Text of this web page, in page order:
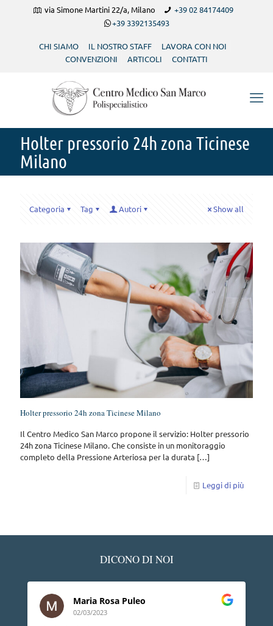
via Simone Martini 22/a, Milano
+39 02 84174409
+39 3392135493
CHI SIAMO IL NOSTRO STAFF
LAVORA CON NOI
CONVENZIONI
ARTICOLI CONTATTI
Holter pressorio 24h zona Ticinese
Milano
Categoria Tag Autori Show all
Holter pressorio 24h zona Ticinese Milano
Il Centro Medico San Marco propone il servizio: Holter pressorio
24h zona Ticinese Milano. Che consiste in un monitoraggio
completo della Pressione Arteriosa per la durata […]
Leggi di più
DICONO DI NOI
Maria Rosa Puleo
02/03/2023